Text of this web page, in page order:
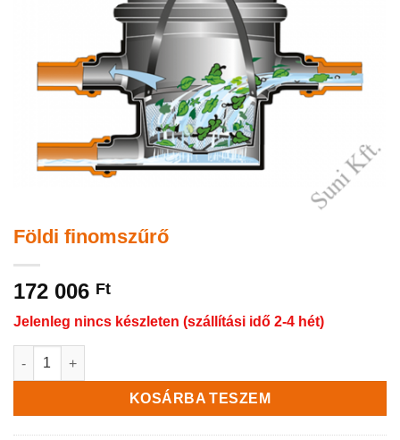
Földi finomszűrő
172 006 Ft
Jelenleg nincs készleten (szállítási idő 2-4 hét)
Földi finomszűrő mennyiség
KOSÁRBA TESZEM